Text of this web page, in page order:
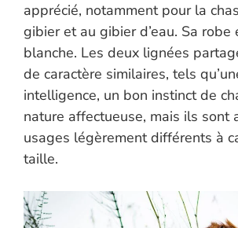
apprécié, notamment pour la
gibier et au gibier d’eau. Sa robe
blanche. Les deux lignées
de caractère similaires, tels
intelligence, un bon instinct de
nature affectueuse, mais ils sont
usages légèrement différents à
taille.